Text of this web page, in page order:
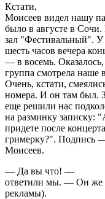
Кстати,
Моисеев видел нашу
было в августе в
зал "Фестивальный". У
шесть часов вечера
— в восемь. Оказалось,
группа смотрела наше
Очень, кстати,
номера. И он там был.
еще решили нас
на разминку записку:
придете после
гримерку?". Подпись
Моисеев.
— Да вы что! —
ответили мы. — Он же
рекламы).